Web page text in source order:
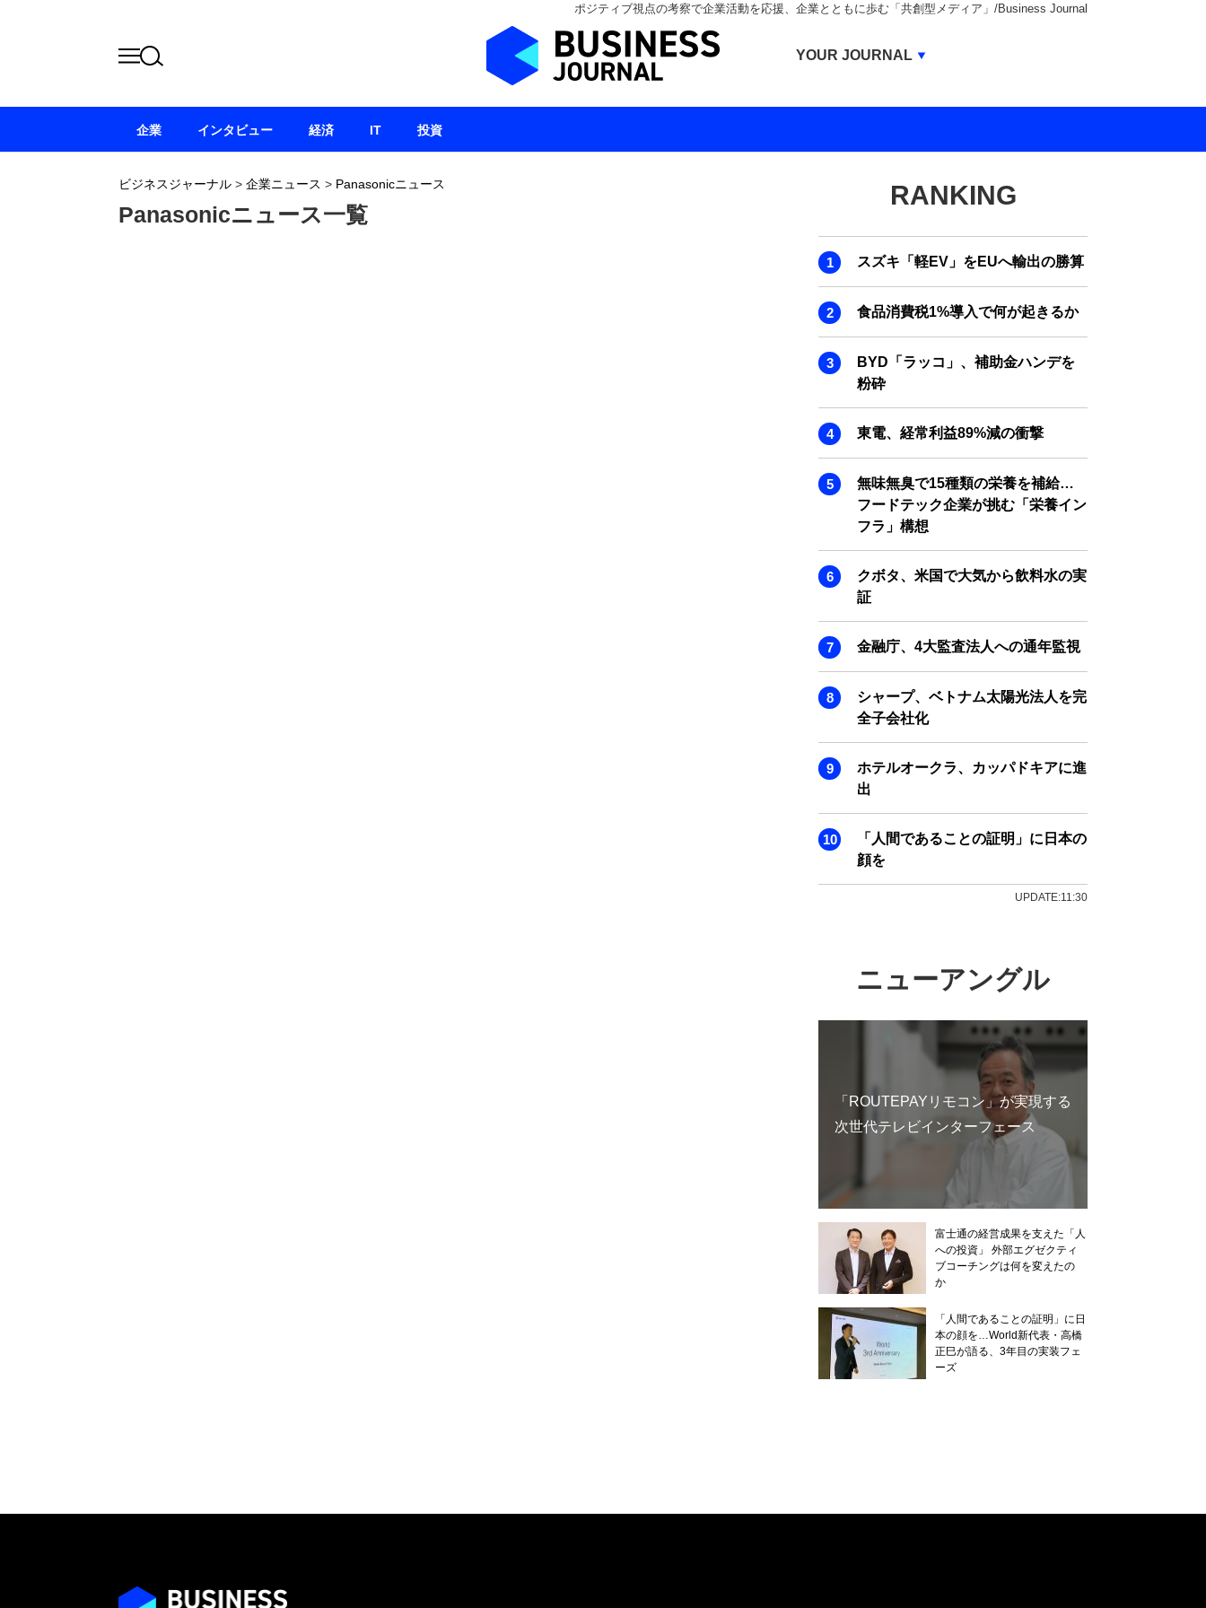
ポジティブ視点の考察で企業活動を応援、企業とともに歩む「共創型メディア」/Business Journal
ビジネスジャーナル > 企業ニュース > Panasonicニュース
Panasonicニュース一覧
RANKING
スズキ「軽EV」をEUへ輸出の勝算
食品消費税1%導入で何が起きるか
BYD「ラッコ」、補助金ハンデを
粉砕
東電、経常利益89%減の衝撃
無味無臭で15種類の栄養を補給…
フードテック企業が挑む「栄養イン
フラ」構想
クボタ、米国で大気から飲料水の実
証
金融庁、4大監査法人への通年監視
シャープ、ベトナム太陽光法人を完
全子会社化
ホテルオークラ、カッパドキアに進
出
「人間であることの証明」に日本の
顔を
UPDATE:11:30
ニューアングル
「ROUTEPAYリモコン」が実現する
次世代テレビインターフェース
富士通の経営成果を支えた「人
への投資」 外部エグゼクティ
ブコーチングは何を変えたの
か
「人間であることの証明」に日
本の顔を…World新代表・高橋
正巳が語る、3年目の実装フェ
ーズ
企業 インタビュー 経済 IT 投資
YOUR JOURNAL
BUSINESS JOURNAL
IVS JOURNAL
ENERGY MANAGEMENT JOURNAL
INBOUND JOURNAL
LIFE ENDING JOURNAL
AI JOURNAL
REAL ESTATE BROKERAGE JOURNAL
SMART MARKETING JOURNAL
BPaaS JOURNAL
ADOPTABLE DOG JOURNAL